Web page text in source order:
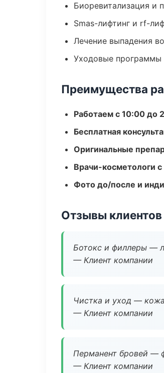
Биоревитализация и
Smas-лифтинг и rf-
Лечение выпадения
Уходовые программы
Преимущества
Работаем с 10:00 до
Бесплатная
Оригинальные
Врачи-косметологи
Фото до/после и
Отзывы клиентов
Ботокс и филлеры —
— Клиент компании
Чистка и уход —
— Клиент компании
Перманент бровей —
— Клиент компании